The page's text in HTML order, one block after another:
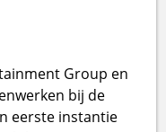
Group en
bij de
eerste instantie